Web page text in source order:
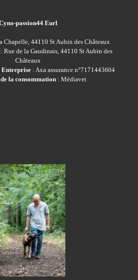
passion44 Eurl
Chapelle, 44110 St Aubin des Châteaux
: Rue de la Gaudinais, 44110 St Aubin des
Châteaux
Entreprise: Axa assurance n°7171443604
la consommation: Médiavet